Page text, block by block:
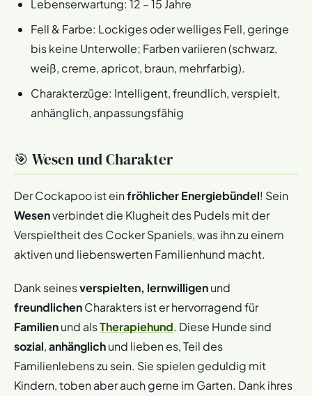
Lebenserwartung: 12 – 15 Jahre
Fell & Farbe: Lockiges oder welliges Fell, geringe
bis keine Unterwolle; Farben variieren (schwarz,
weiß, creme, apricot, braun, mehrfarbig).
Charakterzüge: Intelligent, freundlich, verspielt,
anhänglich, anpassungsfähig
🎯 Wesen und Charakter
Der Cockapoo ist einfröhlicher Energiebündel! Sein
Wesenverbindet die Klugheit des Pudels mit der
Verspieltheit des Cocker Spaniels, was ihn zu einem
aktiven und liebenswerten Familienhund macht.
Dank seinesverspielten, lernwilligenund
freundlichenCharakters ist er hervorragend für
Familienund alsTherapiehund. Diese Hunde sind
sozial,anhänglichund lieben es, Teil des
Familienlebens zu sein. Sie spielen geduldig mit
Kindern, toben aber auch gerne im Garten. Dank ihres